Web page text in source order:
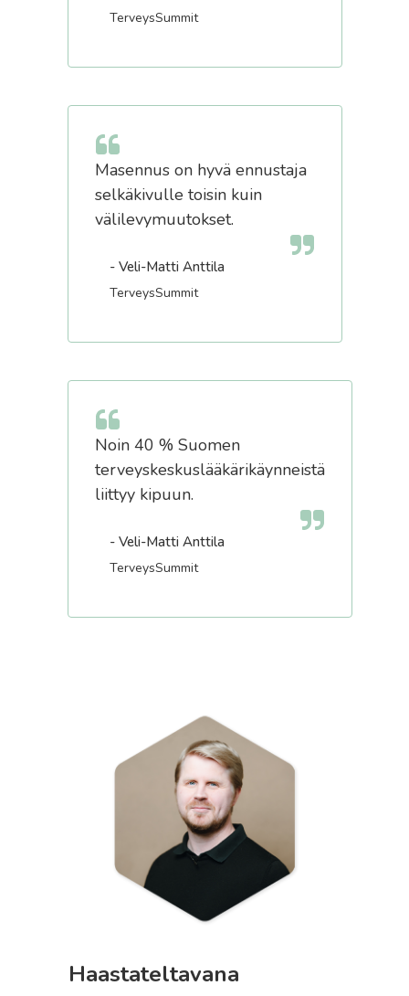
TerveysSummit
Masennus on hyvä ennustaja
selkäkivulle toisin kuin
välilevymuutokset.
- Veli-Matti Anttila
TerveysSummit
Noin 40 % Suomen
terveyskeskuslääkärikäynneistä
liittyy kipuun.
- Veli-Matti Anttila
TerveysSummit
Haastateltavana